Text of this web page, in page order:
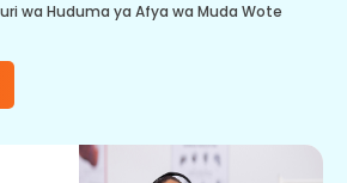
wa Huduma ya Afya wa Muda Wote